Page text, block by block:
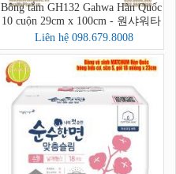
Bông tắm GH132 Gahwa Hàn Quốc
10 cuộn 29cm x 100cm - 원샤워타
올
Liên hệ 098.679.8008